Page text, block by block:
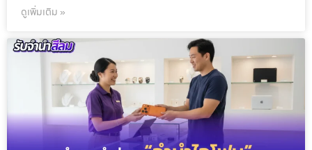
ดูเพิ่มเติม »